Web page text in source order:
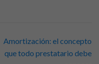
Amortización: el concepto
que todo prestatario debe